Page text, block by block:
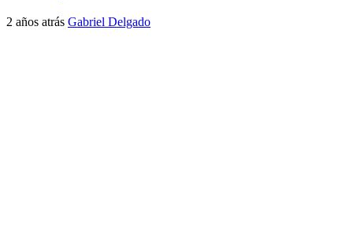
2 años atrás Gabriel Delgado